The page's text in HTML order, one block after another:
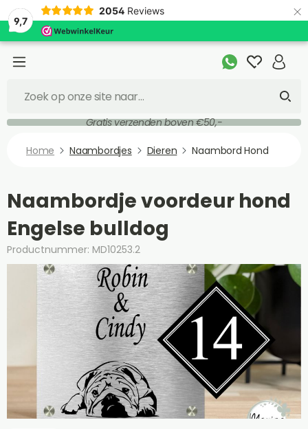
9,7
2054 Reviews ×
Gratis verzenden boven €50,-
Home Naambordjes Dieren Naambord Hond
Naambordje voordeur hond
Engelse bulldog
Productnummer: MD10253.2